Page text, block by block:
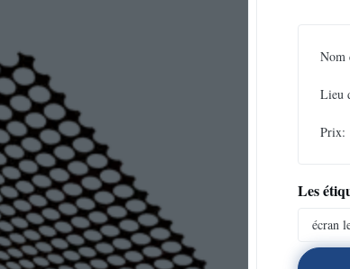
Nom
Lieu
Prix:
Les
écran